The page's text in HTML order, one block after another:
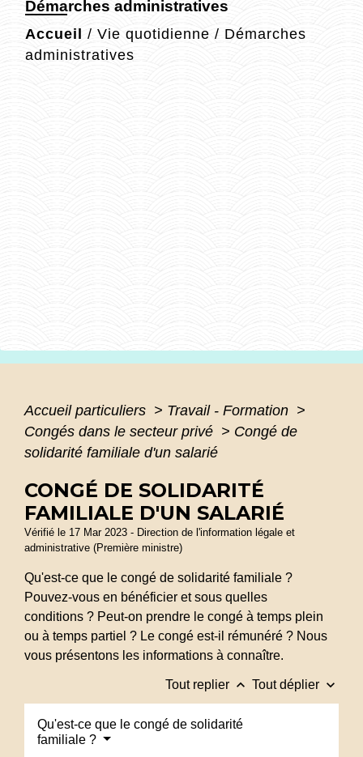
Démarches administratives
Accueil / Vie quotidienne / Démarches
administratives
Accueil particuliers > Travail - Formation >
Congés dans le secteur privé > Congé de
solidarité familiale d'un salarié
CONGÉ DE SOLIDARITÉ
FAMILIALE D'UN SALARIÉ
Vérifié le 17 Mar 2023 - Direction de l'information légale et
administrative (Première ministre)
Qu'est-ce que le congé de solidarité familiale ?
Pouvez-vous en bénéficier et sous quelles
conditions ? Peut-on prendre le congé à temps plein
ou à temps partiel ? Le congé est-il rémunéré ? Nous
vous présentons les informations à connaître.
Tout replier keyboard_arrow_up Tout déplier keyboard_arrow_down
Qu'est-ce que le congé de solidarité
familiale ?